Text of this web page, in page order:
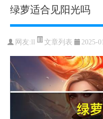
绿萝适合见阳光吗
网友: 文章列表 2025-